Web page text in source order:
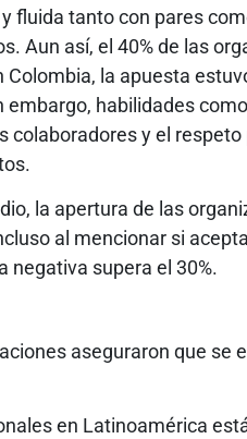
fluida tanto con pares
Aun así, el 40% de las
Colombia, la apuesta
embargo, habilidades
colaboradores y el
la apertura de las
al mencionar si
negativa supera el 30%.
aseguraron que
en Latinoamérica